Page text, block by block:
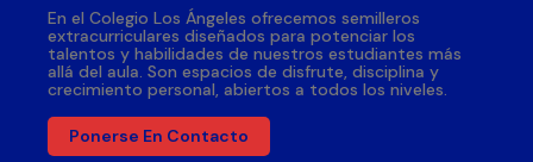
En el Colegio Los Ángeles ofrecemos semilleros
extracurriculares diseñados para potenciar los
talentos y habilidades de nuestros estudiantes más
allá del aula. Son espacios de disfrute, disciplina y
crecimiento personal, abiertos a todos los niveles.
Ponerse En Contacto